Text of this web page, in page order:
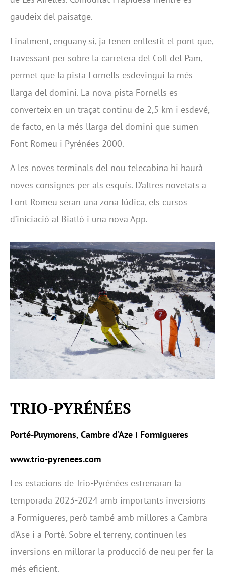
gaudeix del paisatge.
Finalment, enguany sí, ja tenen enllestit el pont que,
travessant per sobre la carretera del Coll del Pam,
permet que la pista Fornells esdevingui la més
llarga del domini. La nova pista Fornells es
converteix en un traçat continu de 2,5 km i esdevé,
de facto, en la més llarga del domini que sumen
Font Romeu i Pyrénées 2000.
A les noves terminals del nou telecabina hi haurà
noves consignes per als esquís. D’altres novetats a
Font Romeu seran una zona lúdica, els cursos
d’iniciació al Biatló i una nova App.
TRIO-PYRÉNÉES
Porté-Puymorens, Cambre d’Aze i Formigueres
www.trio-pyrenees.com
Les estacions de Trio-Pyrénées estrenaran la
temporada 2023-2024 amb importants inversions
a Formigueres, però també amb millores a Cambra
d’Ase i a Portè. Sobre el terreny, continuen les
inversions en millorar la producció de neu per fer-la
més eficient.